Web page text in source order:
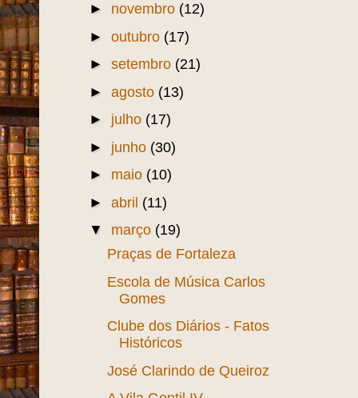
► novembro (12)
► outubro (17)
► setembro (21)
► agosto (13)
► julho (17)
► junho (30)
► maio (10)
► abril (11)
▼ março (19)
Praças de Fortaleza
Escola de Música Carlos
Gomes
Clube dos Diários - Fatos
Históricos
José Clarindo de Queiroz